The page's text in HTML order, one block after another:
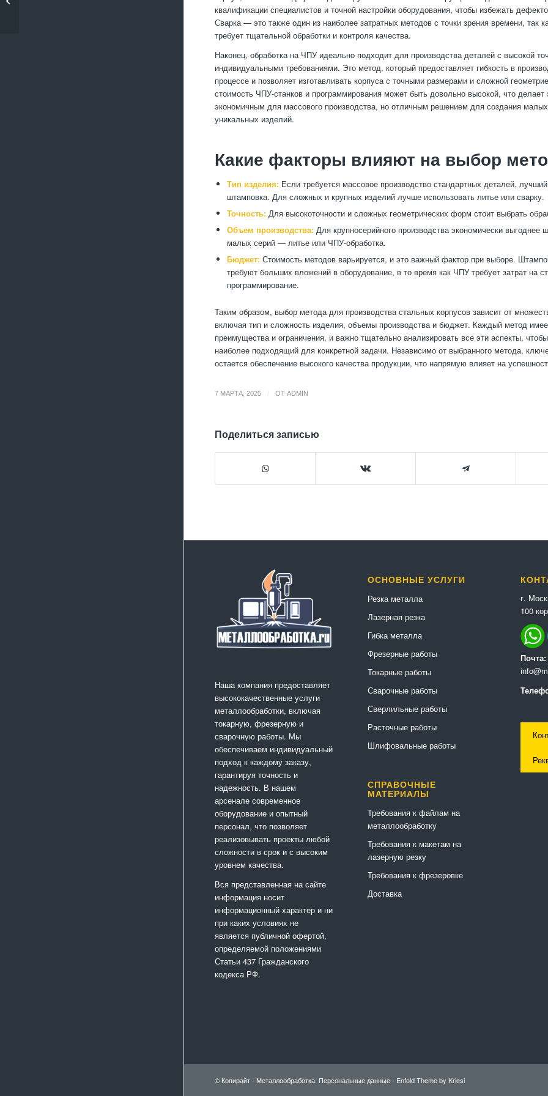
квалификации специалистов и точной настройки оборудования, чтобы избежать
Сварка — это также один из наиболее затратных методов с точки зрения времени, так
требует тщательной обработки и контроля качества.
Наконец, обработка на ЧПУ идеально подходит для производства деталей с высокой
индивидуальными требованиями. Это метод, который предоставляет гибкость в
процессе и позволяет изготавливать корпуса с точными размерами и сложной
стоимость ЧПУ-станков и программирования может быть довольно высокой, что делает
экономичным для массового производства, но отличным решением для создания
уникальных изделий.
Какие факторы влияют на выбор
Тип изделия: Если требуется массовое производство стандартных деталей,
штамповка. Для сложных и крупных изделий лучше использовать литье или сварку.
Точность: Для высокоточности и сложных геометрических форм стоит выбрать
Объем производства: Для крупносерийного производства экономически выгоднее
малых серий — литье или ЧПУ-обработка.
Бюджет: Стоимость методов варьируется, и это важный фактор при выборе.
требуют больших вложений в оборудование, в то время как ЧПУ требует затрат на
программирование.
Таким образом, выбор метода для производства стальных корпусов зависит от
включая тип и сложность изделия, объемы производства и бюджет. Каждый метод
преимущества и ограничения, и важно тщательно анализировать все эти аспекты,
наиболее подходящий для конкретной задачи. Независимо от выбранного метода,
остается обеспечение высокого качества продукции, что напрямую влияет на
7 МАРТА, 2025 ОТ ADMIN
Поделиться записью
Наша компания предоставляет
высококачественные услуги
металлообработки, включая
токарную, фрезерную и
сварочную работы. Мы
обеспечиваем индивидуальный
подход к каждому заказу,
гарантируя точность и
надежность. В нашем
арсенале современное
оборудование и опытный
персонал, что позволяет
реализовывать проекты любой
сложности в срок и с высоким
уровнем качества.
Вся представленная на сайте
информация носит
информационный характер и ни
при каких условиях не
является публичной офертой,
определяемой положениями
Статьи 437 Гражданского
кодекса РФ.
ОСНОВНЫЕ УСЛУГИ
Резка металла
Лазерная резка
Гибка металла
Фрезерные работы
Токарные работы
Сварочные работы
Сверлильные работы
Расточные работы
Шлифовальные работы
СПРАВОЧНЫЕ
МАТЕРИАЛЫ
Требования к файлам на
металлообработку
Требования к макетам на
лазерную резку
Требования к фрезеровке
Доставка
г.
100
Почта:
© Копирайт - Металлообработка. Персональные данные- Enfold Theme by Kriesi